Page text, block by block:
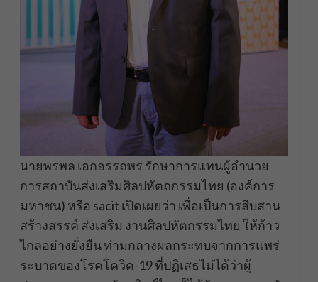
นายพรพล เอกอรรถพร รักษาการแทนผู้อำนวย
การสถาบันส่งเสริมศิลปหัตถกรรมไทย (องค์การ
มหาชน) หรือ sacit เปิดเผยว่า เพื่อเป็นการสืบสาน
สร้างสรรค์ ส่งเสริม งานศิลปหัตกรรมไทย ให้ก้าว
ไกลอย่างยั่งยืน ท่ามกลางผลกระทบจากการแพร่
ระบาดของโรคโควิด-19 ที่ปฏิเสธไม่ได้ว่าผู้